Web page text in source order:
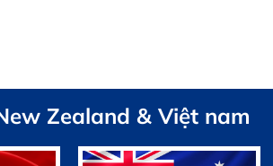
Zealand & Việt nam